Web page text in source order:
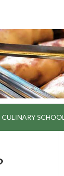
CULINARY SCHOOL